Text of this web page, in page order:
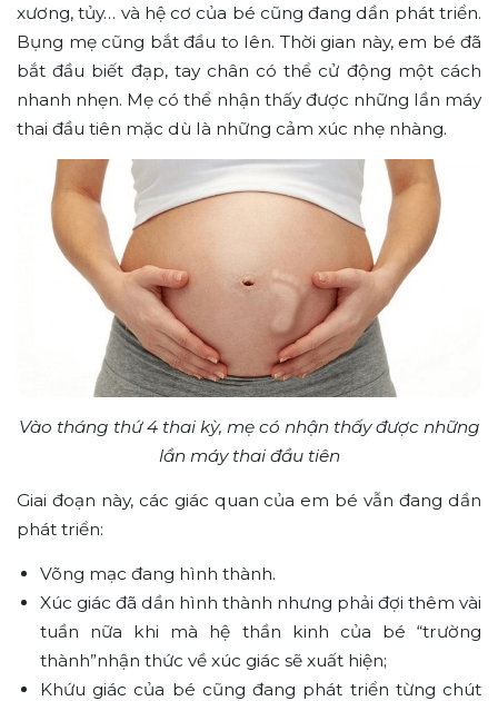
xương, tủy… và hệ cơ của bé cũng đang dần phát triển.
Bụng mẹ cũng bắt đầu to lên. Thời gian này, em bé đã
bắt đầu biết đạp, tay chân có thể cử động một cách
nhanh nhẹn. Mẹ có thể nhận thấy được những lần máy
thai đầu tiên mặc dù là những cảm xúc nhẹ nhàng.
Vào tháng thứ 4 thai kỳ, mẹ có nhận thấy được những
lần máy thai đầu tiên
Giai đoạn này, các giác quan của em bé vẫn đang dần
phát triển:
Võng mạc đang hình thành.
Xúc giác đã dần hình thành nhưng phải đợi thêm vài
tuần nữa khi mà hệ thần kinh của bé “trường
thành”nhận thức về xúc giác sẽ xuất hiện;
Khứu giác của bé cũng đang phát triển từng chút